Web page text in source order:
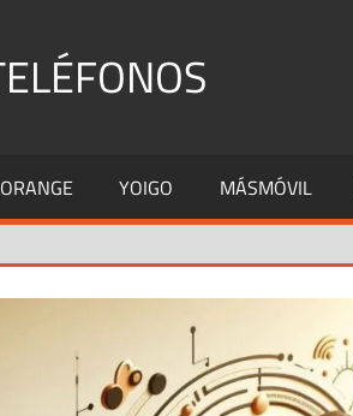
ORANGE YOIGO MÁSMÓVIL